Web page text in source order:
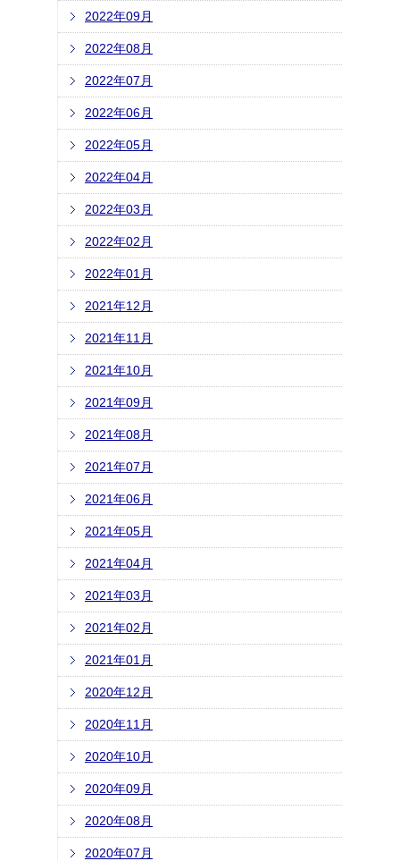
2022年09月
2022年08月
2022年07月
2022年06月
2022年05月
2022年04月
2022年03月
2022年02月
2022年01月
2021年12月
2021年11月
2021年10月
2021年09月
2021年08月
2021年07月
2021年06月
2021年05月
2021年04月
2021年03月
2021年02月
2021年01月
2020年12月
2020年11月
2020年10月
2020年09月
2020年08月
2020年07月